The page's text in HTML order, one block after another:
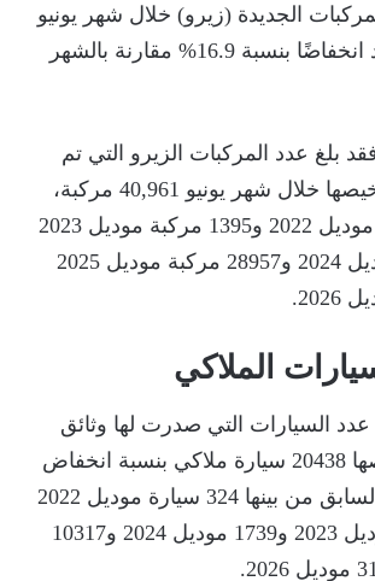
الجديدة (زيرو) خلال شهر يونيو
2025، والذي شهد انخفاضًا بنسبة 16.9% مقارنة بالشهر
بلغ عدد المركبات الزيرو التي تم
التأمين عليها وترخيصها خلال شهر يونيو 40,961 مركبة،
بينها 1997 مركبة موديل 2022 و1395 مركبة موديل 2023
و3979 مركبة موديل 2024 و28957 مركبة موديل 2025
الملاكي
عدد السيارات التي صدرت لها وثائق
تأمينية وتم ترخيصها 20438 سيارة ملاكي بنسبة انخفاض
21% عن الشهر السابق من بينها 324 سيارة موديل 2022
و642 سيارات موديل 2023 و1739 موديل 2024 و10317